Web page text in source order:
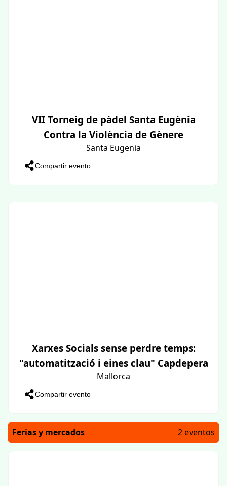
VII Torneig de pàdel Santa Eugènia
Contra la Violència de Gènere
Santa Eugenia
Compartir evento
Xarxes Socials sense perdre temps:
"automatització i eines clau" Capdepera
Mallorca
Compartir evento
Ferias y mercados 2 eventos